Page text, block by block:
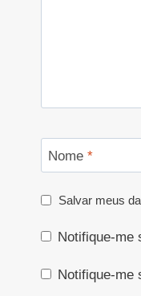
Nome *
Salvar meus
Notifique-me
Notifique-me